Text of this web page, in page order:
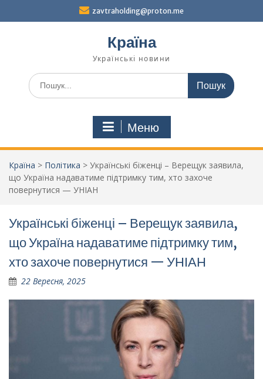
zavtraholding@proton.me
Країна
Українські новини
Шукати:
Меню
Країна > Політика > Українські біженці – Верещук заявила,
що Україна надаватиме підтримку тим, хто захоче
повернутися — УНІАН
Українські біженці – Верещук заявила,
що Україна надаватиме підтримку тим,
хто захоче повернутися — УНІАН
22 Вересня, 2025